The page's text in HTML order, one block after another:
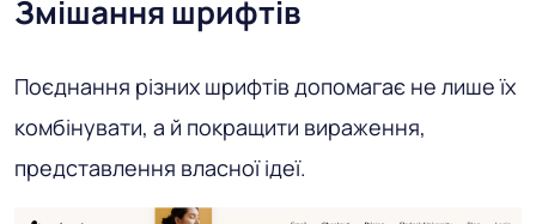
Змішання шрифтів
Поєднання різних шрифтів допомагає не лише їх
комбінувати, а й покращити вираження,
представлення власної ідеї.